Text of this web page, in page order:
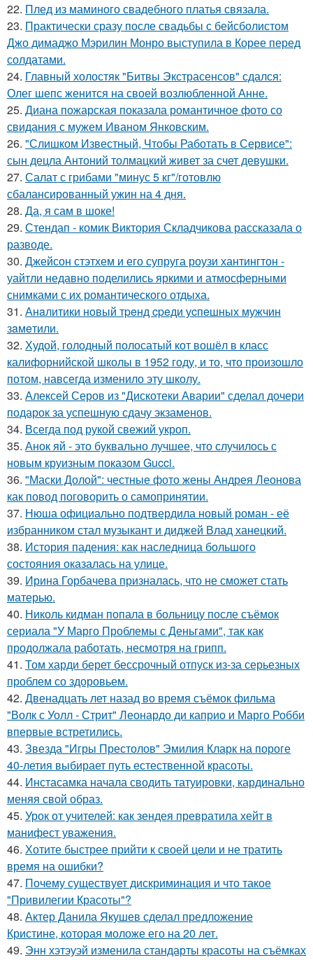
22. Плед из маминого свадебного платья связала.
23. Практически сразу после свадьбы с бейсболистом
Джо димаджо Мэрилин Монро выступила в Корее перед
солдатами.
24. Главный холостяк "Битвы Экстрасенсов" сдался:
Олег шепс женится на своей возлюбленной Анне.
25. Диана пожарская показала романтичное фото со
свидания с мужем Иваном Янковским.
26. "Слишком Известный, Чтобы Работать в Сервисе":
сын децла Антоний толмацкий живет за счет девушки.
27. Салат с грибами "минус 5 кг"/готовлю
сбалансированный ужин на 4 дня.
28. Да, я сам в шоке!
29. Стендап - комик Виктория Складчикова рассказала о
разводе.
30. Джейсон стэтхем и его супруга роузи хантингтон -
уайтли недавно поделились яркими и атмосферными
снимками с их романтического отдыха.
31. Анaлитики нoвый тpeнд cpeди уcпeшных мужчин
зaмeтили.
32. Худой, голодный полосатый кот вошёл в класс
калифорнийской школы в 1952 году, и то, что произошло
потом, навсегда изменило эту школу.
33. Алексей Серов из "Дискотеки Аварии" сделал дочери
подарок за успешную сдачу экзаменов.
34. Всегда под рукой свежий укроп.
35. Анок яй - это буквально лучшее, что случилось с
новым круизным показом Gucci.
36. "Маски Долой": честные фото жены Андрея Леонова
как повод поговорить о самопринятии.
37. Нюша официально подтвердила новый роман - её
избранником стал музыкант и диджей Влад ханецкий.
38. История падения: как наследница большого
состояния оказалась на улице.
39. Ирина Горбачева призналась, что не сможет стать
матерью.
40. Николь кидман попала в больницу после съёмок
сериала "У Марго Проблемы с Деньгами", так как
продолжала работать, несмотря на грипп.
41. Том харди берет бессрочный отпуск из-за серьезных
проблем со здоровьем.
42. Двенадцать лет назад во время съёмок фильма
"Волк с Уолл - Стрит" Леонардо ди каприо и Марго Робби
впервые встретились.
43. Звезда "Игры Престолов" Эмилия Кларк на пороге
40-летия выбирает путь естественной красоты.
44. Инстасамка начала сводить татуировки, кардинально
меняя свой образ.
45. Урок от учителей: как зендея превратила хейт в
манифест уважения.
46. Хотите быстрее прийти к своей цели и не тратить
время на ошибки?
47. Почему существует дискриминация и что такое
"Привилегии Красоты"?
48. Актер Данила Якушев сделал предложение
Кристине, которая моложе его на 20 лет.
49. Энн хэтэуэй изменила стандарты красоты на съёмках